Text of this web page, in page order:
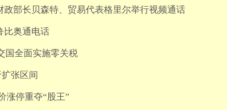
政部长贝森特、贸易代表格里尔举行视频通话
比奥通电话
国全面实施零关税
张区间
涨停重夺“股王”